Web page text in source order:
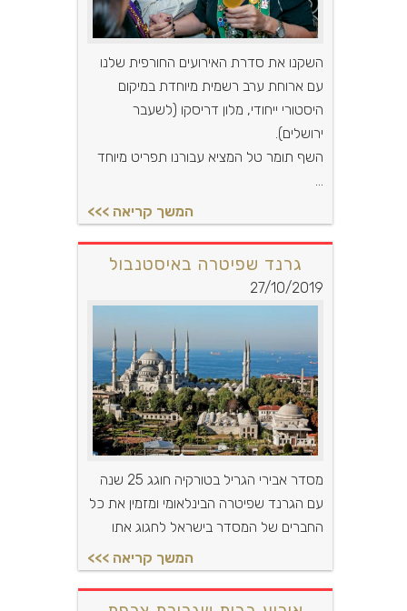
השקנו את סדרת האירועים החורפית שלנו
עם ארוחת ערב רשמית מיוחדת במיקום
היסטורי ייחודי, מלון דריסקו (לשעבר
ירושלים).
השף תומר טל המציא עבורנו תפריט מיוחד
...
גרנד שפיטרה באיסטנבול
27/10/2019
מסדר אבירי הגריל בטורקיה חוגג 25 שנה
עם הגרנד שפיטרה הבינלאומי ומזמין את כל
החברים של המסדר בישראל לחגוג אתו